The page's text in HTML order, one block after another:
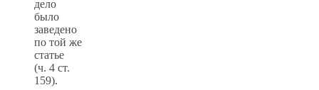
дело
было
заведено
по той же
статье
(ч. 4 ст.
159).